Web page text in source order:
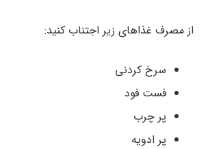
از مصرف غذاهای زیر اجتناب کنید:
سرخ کردنی
فست فود
پر چرب
پر ادویه